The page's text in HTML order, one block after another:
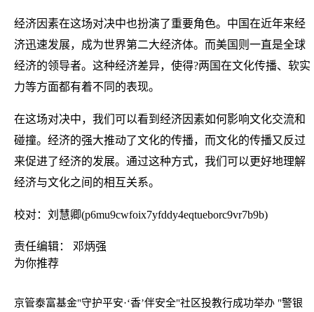
经济因素在这场对决中也扮演了重要角色。中国在近年来经
济迅速发展，成为世界第二大经济体。而美国则一直是全球
经济的领导者。这种经济差异，使得?两国在文化传播、软实
力等方面都有着不同的表现。
在这场对决中，我们可以看到经济因素如何影响文化交流和
碰撞。经济的强大推动了文化的传播，而文化的传播又反过
来促进了经济的发展。通过这种方式，我们可以更好地理解
经济与文化之间的相互关系。
校对：刘慧卿(p6mu9cwfoix7yfddy4eqtueborc9vr7b9b)
责任编辑： 邓炳强
为你推荐
京管泰富基金"守护平安·‘香’伴安全"社区投教行成功举办 "警银